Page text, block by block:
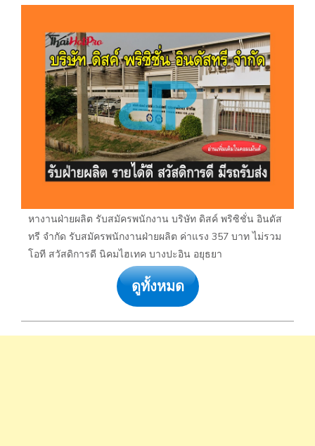
หางานฝ่ายผลิต รับสมัครพนักงาน บริษัท ดิสค์ พริซิชั่น อินดัส
ทรี จำกัด รับสมัครพนักงานฝ่ายผลิต ค่าแรง 357 บาท ไม่รวม
โอที สวัสดิการดี นิคมไฮเทค บางปะอิน อยุธยา
ดูทั้งหมด